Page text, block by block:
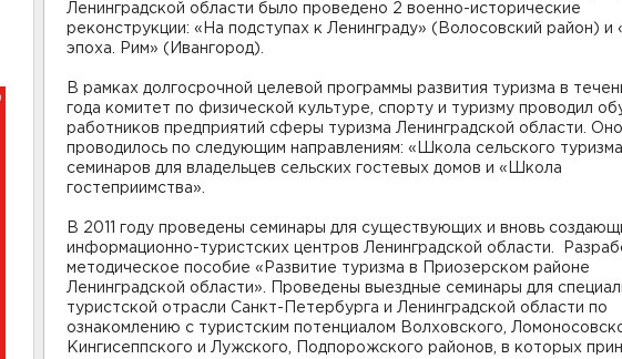
Ленинградской области было проведено 2 военно-исторические
реконструкции: «На подступах к Ленинграду» (Волосовский район) и
эпоха. Рим» (Ивангород).
В рамках долгосрочной целевой программы развития туризма в
года комитет по физической культуре, спорту и туризму проводил
работников предприятий сферы туризма Ленинградской области. Оно
проводилось по следующим направлениям: «Школа сельского
семинаров для владельцев сельских гостевых домов и «Школа
гостеприимства».
В 2011 году проведены семинары для существующих и вновь
информационно-туристских центров Ленинградской области.
методическое пособие «Развитие туризма в Приозерском районе
Ленинградской области». Проведены выездные семинары для
туристской отрасли Санкт-Петербурга и Ленинградской области по
ознакомлению с туристским потенциалом Волховского,
Кингисеппского и Лужского, Подпорожского районов, в которых